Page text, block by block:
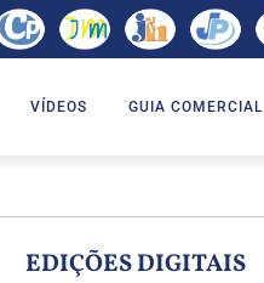
VÍDEOS GUIA COMERCIAL
EDIÇÕES DIGITAIS